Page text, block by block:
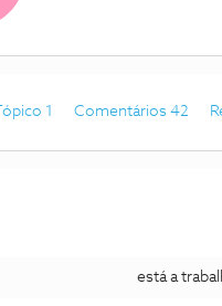
Tópico 1 Comentários 42
está a